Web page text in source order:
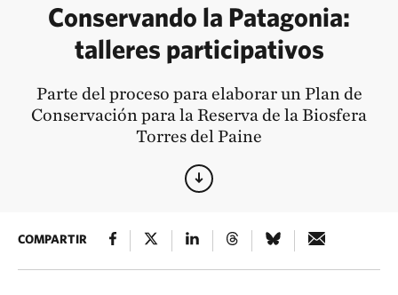
Conservando la Patagonia:
talleres participativos
Parte del proceso para elaborar un Plan de
Conservación para la Reserva de la Biosfera
Torres del Paine
COMPARTIR